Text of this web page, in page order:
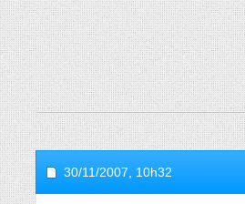
30/11/2007, 10h32